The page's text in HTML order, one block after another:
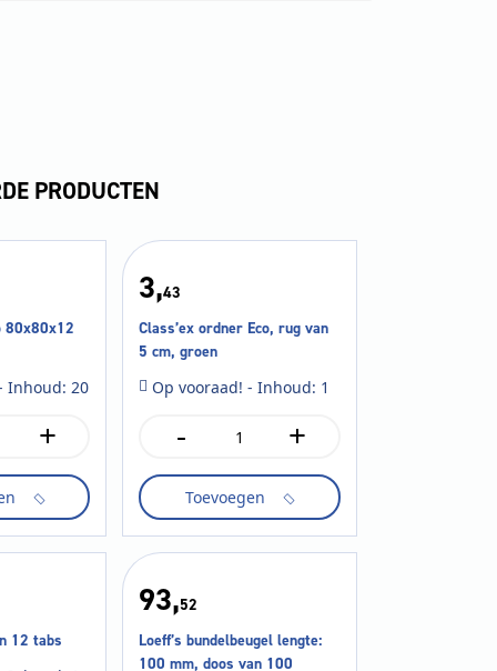
PRODUCTEN
80x80x12
Inhoud: 20
+
3,43
Class’ex ordner Eco, rug van
5 cm, groen
Op vooraad! - Inhoud: 1
-
Class'ex
Eco,
van
5
aantal
+
Toevoegen
12 tabs
93,52
Loeff’s bundelbeugel lengte:
100 mm, doos van 100